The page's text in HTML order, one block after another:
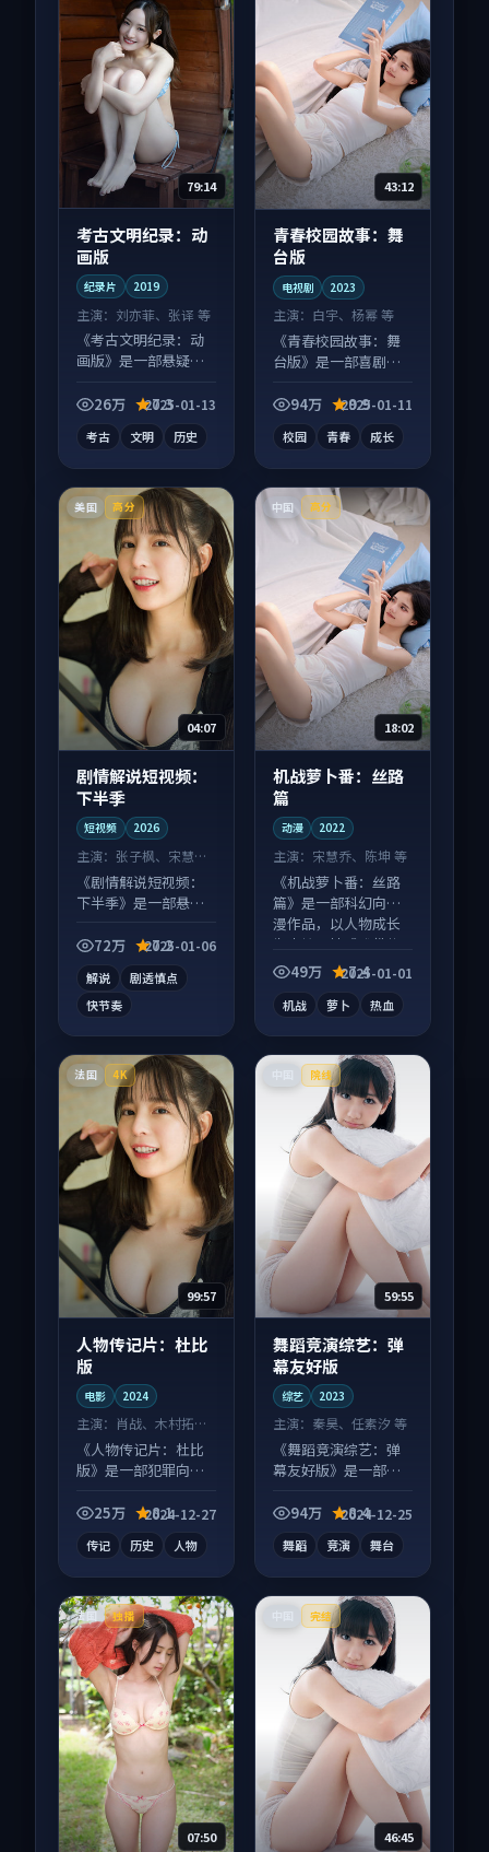
79:14
考古文明纪录：动
画版
纪录片 2019
主演： 刘亦菲、张译 等
《考古文明纪录：动
画版》是一部悬疑向
系层层推进，尾声常
26万 7.3
2025-01-13
考古 文明 历史
43:12
青春校园故事：舞
台版
电视剧 2023
主演： 白宇、杨幂 等
《青春校园故事：舞
台版》是一部喜剧向
成长为内核，情感戏
94万 9.9
2025-01-11
校园 青春 成长
美国 高分
04:07
剧情解说短视频：
下半季
短视频 2026
主演： 张子枫、宋慧乔
等
《剧情解说短视频：
下半季》是一部悬疑
持续发酵，适合周末
72万 7.2
2025-01-06
解说
剧透慎点
快节奏
中国 高分
18:02
机战萝卜番：丝路
篇
动漫 2022
主演： 宋慧乔、陈坤 等
《机战萝卜番：丝路
篇》是一部科幻向动
漫作品，以人物成长
为内核，情感戏份扎
实。49万 7.4
2025-01-01
机战 萝卜 热血
法国 4K
99:57
人物传记片：杜比
版
电影 2024
主演： 肖战、木村拓哉
等
《人物传记片：杜比
版》是一部犯罪向电
全，观感爽快不拖
25万 8.1
2024-12-27
传记 历史 人物
院线
59:55
舞蹈竞演综艺：弹
幕友好版
综艺 2023
主演： 秦昊、任素汐 等
《舞蹈竞演综艺：弹
幕友好版》是一部爱
持续发酵，适合周末
94万 8.4
2024-12-25
舞蹈 竞演 舞台
法国 独播
07:50
完结
46:45